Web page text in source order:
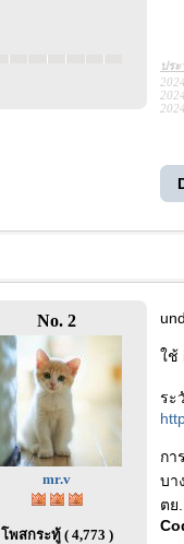
ปร
No. 2
mr.v
โพสกระทู้ ( 4,773 )
ใช้
ระ
กา
บา
ตย.